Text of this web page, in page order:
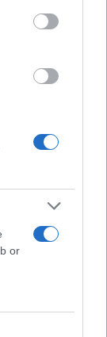
or
να είναι
ή